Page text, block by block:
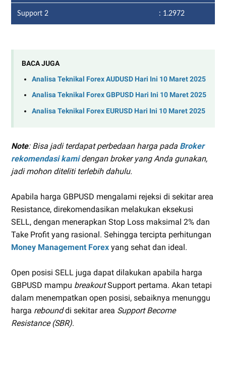
Support 2 : 1.2972
BACA JUGA
Analisa Teknikal Forex AUDUSD Hari Ini 10 Maret 2025
Analisa Teknikal Forex GBPUSD Hari Ini 10 Maret 2025
Analisa Teknikal Forex EURUSD Hari Ini 10 Maret 2025
Note: Bisa jadi terdapat perbedaan harga pada Broker
rekomendasi kamidengan broker yang Anda gunakan,
jadi mohon diteliti terlebih dahulu.
Apabila harga GBPUSD mengalami rejeksi di sekitar area
Resistance, direkomendasikan melakukan eksekusi
SELL, dengan menerapkan Stop Loss maksimal 2% dan
Take Profit yang rasional. Sehingga tercipta perhitungan
Money Management Forex yang sehat dan ideal.
Open posisi SELL juga dapat dilakukan apabila harga
GBPUSD mampu breakoutSupport pertama. Akan tetapi
dalam menempatkan open posisi, sebaiknya menunggu
harga rebounddi sekitar area Support Become
Resistance (SBR).